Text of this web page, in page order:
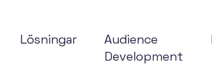
Lösningar
Audience
Development